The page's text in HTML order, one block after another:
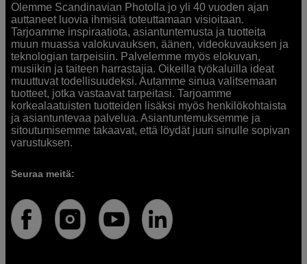
Olemme Scandinavian Photolla jo yli 40 vuoden ajan
auttaneet luovia ihmisiä toteuttamaan visioitaan.
Tarjoamme inspiraatiota, asiantuntemusta ja tuotteita
muun muassa valokuvauksen, äänen, videokuvauksen ja
teknologian tarpeisiin. Palvelemme myös elokuvan,
musiikin ja taiteen harrastajia. Oikeilla työkaluilla ideat
muuttuvat todellisuudeksi. Autamme sinua valitsemaan
tuotteet, jotka vastaavat tarpeitasi. Tarjoamme
korkealaatuisten tuotteiden lisäksi myös henkilökohtaista
ja asiantuntevaa palvelua. Asiantuntemuksemme ja
sitoutumisemme takaavat, että löydät juuri sinulle sopivan
varustuksen.
Seuraa meitä: